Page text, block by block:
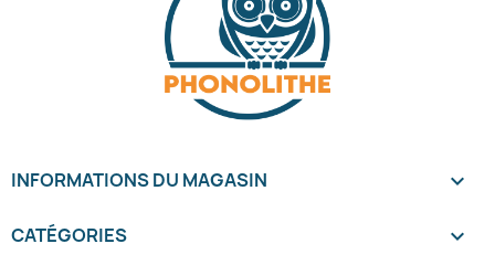
INFORMATIONS DU MAGASIN keyboard_arrow_down
CATÉGORIES 